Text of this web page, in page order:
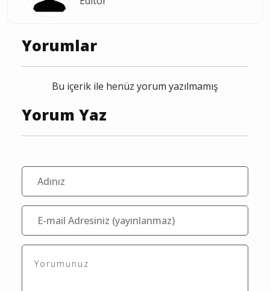
Yorumlar
Bu içerik ile henüz yorum yazılmamış
Yorum Yaz